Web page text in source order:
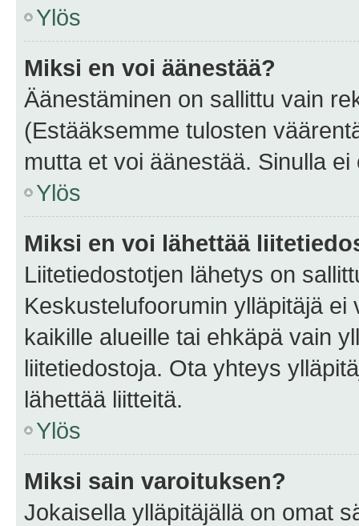
Ylös
Miksi en voi äänestää?
Äänestäminen on sallittu vain
(Estääksemme tulosten
mutta et voi äänestää. Sinulla
Ylös
Miksi en voi lähettää
Liitetiedostotjen lähetys on
Keskustelufoorumin ylläpitäjä
kaikille alueille tai ehkäpä vain
liitetiedostoja. Ota yhteys
lähettää liitteitä.
Ylös
Miksi sain varoituksen?
Jokaisella ylläpitäjällä on omat